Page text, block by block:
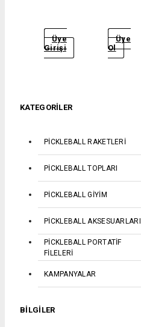
Üye
Girişi
Üye
Ol
KATEGORILER
PICKLEBALL RAKETLERI
PICKLEBALL TOPLARI
PICKLEBALL GIYIM
PICKLEBALL AKSESUARLARI
PICKLEBALL PORTATIF
FILELERI
KAMPANYALAR
BILGILER